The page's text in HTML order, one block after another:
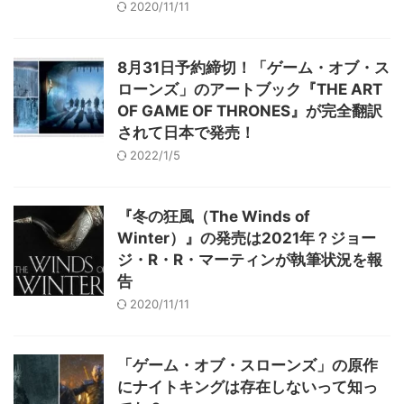
2020/11/11
8月31日予約締切！「ゲーム・オブ・ス
ローンズ」のアートブック『THE ART
OF GAME OF THRONES』が完全翻訳
されて日本で発売！
2022/1/5
『冬の狂風（The Winds of
Winter）』の発売は2021年？ジョー
ジ・R・R・マーティンが執筆状況を報
告
2020/11/11
「ゲーム・オブ・スローンズ」の原作
にナイトキングは存在しないって知っ